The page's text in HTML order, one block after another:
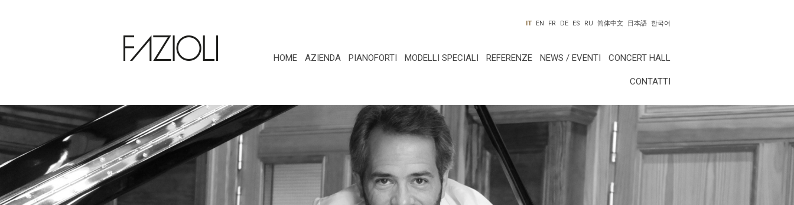
한국어
日本語
IT EN FR DE ES RU 简体中文
HOME AZIENDA PIANOFORTI MODELLI SPECIALI REFERENZE NEWS / EVENTI CONCERT HALL
CONTATTI